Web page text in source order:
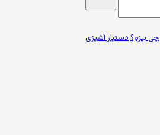
چی بپزم؟دستیار آشپزی